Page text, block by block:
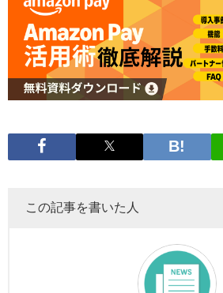
この記事を書いた人